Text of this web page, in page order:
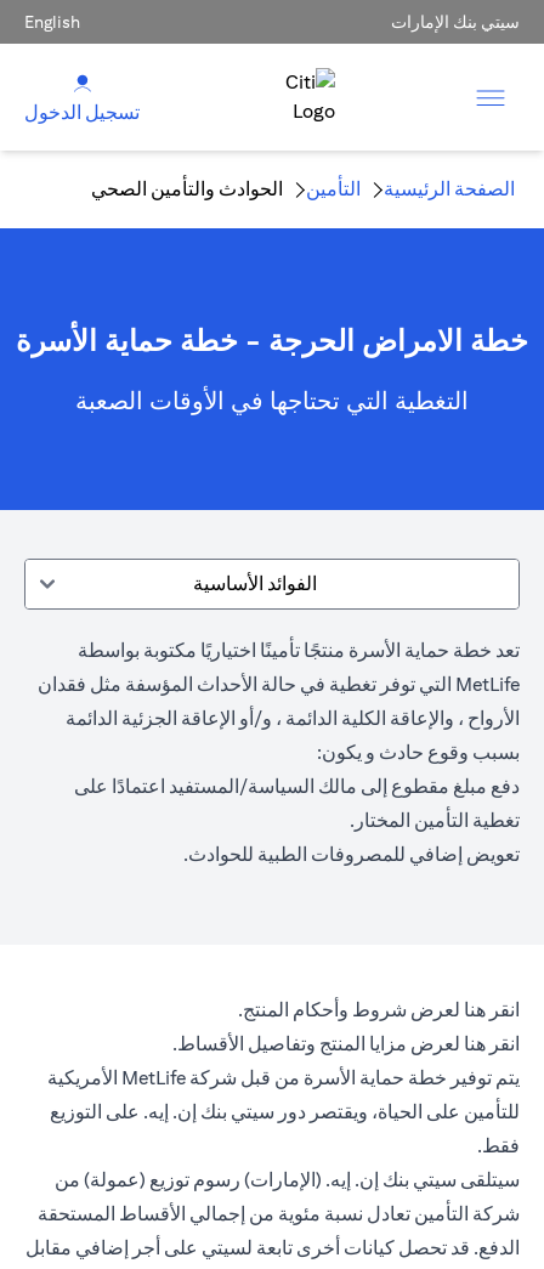
سيتي بنك الإمارات English
تسجيل الدخول
الصفحة الرئيسية التأمين الحوادث والتأمين الصحي
خطة الامراض الحرجة - خطة حماية الأسرة
التغطية التي تحتاجها في الأوقات الصعبة
الفوائد الأساسية
تعد خطة حماية الأسرة منتجًا تأمينًا اختياريًا مكتوبة بواسطة
MetLife التي توفر تغطية في حالة الأحداث المؤسفة مثل فقدان
الأرواح ، والإعاقة الكلية الدائمة ، و/أو الإعاقة الجزئية الدائمة
بسبب وقوع حادث و يكون:
دفع مبلغ مقطوع إلى مالك السياسة/المستفيد اعتمادًا على
تغطية التأمين المختار.
تعويض إضافي للمصروفات الطبية للحوادث.
انقر هنا opens in a new tab
لعرض شروط وأحكام المنتج.
انقر هنا opens in a new tab
لعرض مزايا المنتج وتفاصيل الأقساط.
يتم توفير خطة حماية الأسرة من قبل شركة MetLife الأمريكية
للتأمين على الحياة، ويقتصر دور سيتي بنك إن. إيه. على التوزيع
فقط.
سيتلقى سيتي بنك إن. إيه. (الإمارات) رسوم توزيع (عمولة) من
شركة التأمين تعادل نسبة مئوية من إجمالي الأقساط المستحقة
الدفع. قد تحصل كيانات أخرى تابعة لسيتي على أجر إضافي مقابل